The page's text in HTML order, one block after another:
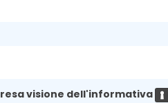
visione dell'informativa